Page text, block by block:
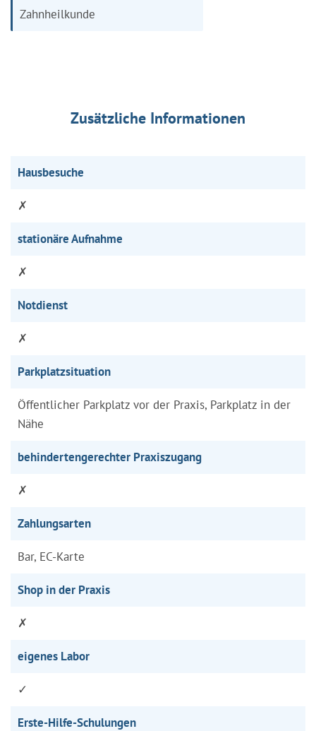
Zahnheilkunde
Zusätzliche Informationen
Hausbesuche
✗
stationäre Aufnahme
✗
Notdienst
✗
Parkplatzsituation
Öffentlicher Parkplatz vor der Praxis, Parkplatz in der
Nähe
behindertengerechter Praxiszugang
✗
Zahlungsarten
Bar, EC-Karte
Shop in der Praxis
✗
eigenes Labor
✓
Erste-Hilfe-Schulungen